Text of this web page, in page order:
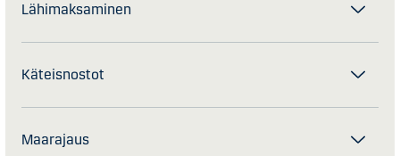
Lähimaksaminen
Käteisnostot
Maarajaus